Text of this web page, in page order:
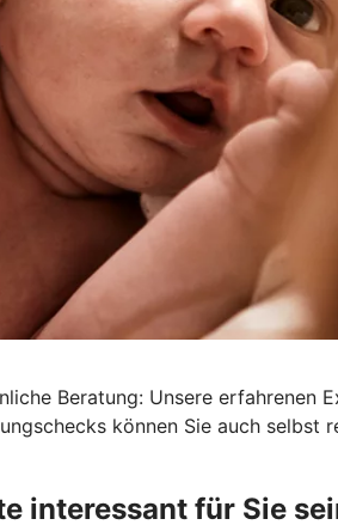
Beratung: Unsere erfahrenen
können Sie auch selbst
interessant für Sie